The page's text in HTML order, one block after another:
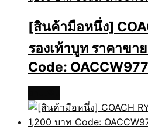
[สินค้ามือหนึ่ง]
รองเท้าบูท ราคาขา
Code: OACCW977